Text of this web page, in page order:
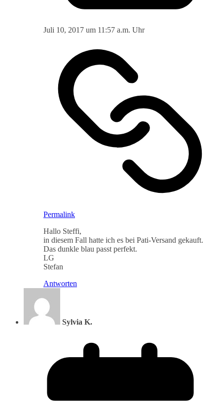
Juli 10, 2017 um 11:57 a.m. Uhr
Permalink
Hallo Steffi,
in diesem Fall hatte ich es bei Pati-Versand gekauft.
Das dunkle blau passt perfekt.
LG
Stefan
Antworten
Sylvia K.